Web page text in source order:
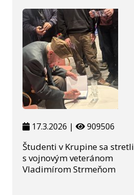
17.3.2026 | 909506
Študenti v Krupine sa stretli
s vojnovým veteránom
Vladimírom Strmeňom